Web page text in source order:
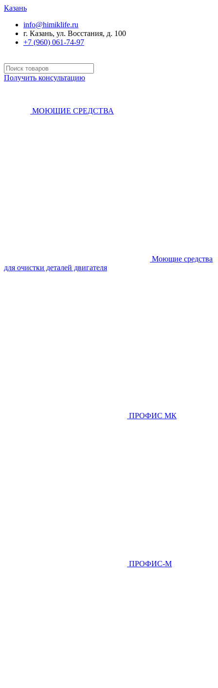
Казань
info@himiklife.ru
г. Казань, ул. Восстания, д. 100
+7 (960) 061-74-97
Получить консультацию
МОЮЩИЕ СРЕДСТВА
Моющие средства
для очистки деталей двигателя
ПРОФИС МК
ПРОФИС-М